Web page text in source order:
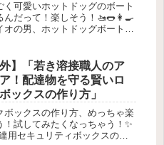
く可愛いホットドッグのボート
んだって！楽しそう！🚤🌭👩‍🍳
オの男、ホットドッグボートで
トーリーを紹介するね！オハイ
のコンナー・ソンネン...
外】「若き溶接職人のア
！配達物を守る賢いロ
ックスの作り方」
ボックスの作り方、めっちゃ楽
！試してみたくなっちゃう！✨
用セキュリティボックスの話